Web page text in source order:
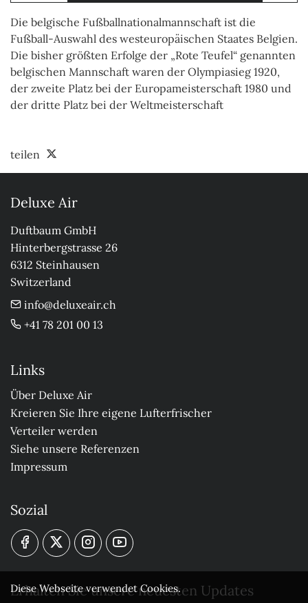
Die belgische Fußballnationalmannschaft ist die
Fußball-Auswahl des westeuropäischen Staates Belgien.
Die bisher größten Erfolge der „Rote Teufel“ genannten
belgischen Mannschaft waren der Olympiasieg 1920,
der zweite Platz bei der Europameisterschaft 1980 und
der dritte Platz bei der Weltmeisterschaft
teilen
Deluxe Air
Duftbaum GmbH
Hinterbergstrasse 26
6312 Steinhausen
Switzerland
info@deluxeair.ch
+41 78 201 00 13
Links
Über Deluxe Air
Kreieren Sie Ihre eigene Lufterfrischer
Verteiler werden
Siehe unsere Referenzen
Impressum
Sozial
Erhalten Sie unsere neuesten Updates
Diese Webseite verwendet Cookies.